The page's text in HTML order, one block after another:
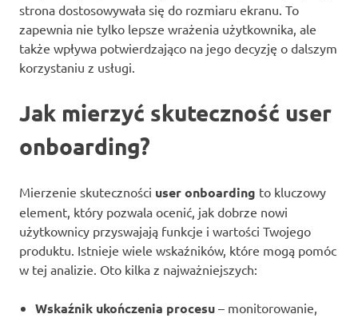
strona dostosowywała się do rozmiaru ekranu. To
zapewnia nie tylko lepsze wrażenia użytkownika, ale
także wpływa potwierdzająco na jego decyzję o dalszym
korzystaniu z usługi.
Jak mierzyć skuteczność user
onboarding?
Mierzenie skuteczności user onboarding to kluczowy
element, który pozwala ocenić, jak dobrze nowi
użytkownicy przyswajają funkcje i wartości Twojego
produktu. Istnieje wiele wskaźników, które mogą pomóc
w tej analizie. Oto kilka z najważniejszych:
Wskaźnik ukończenia procesu – monitorowanie,